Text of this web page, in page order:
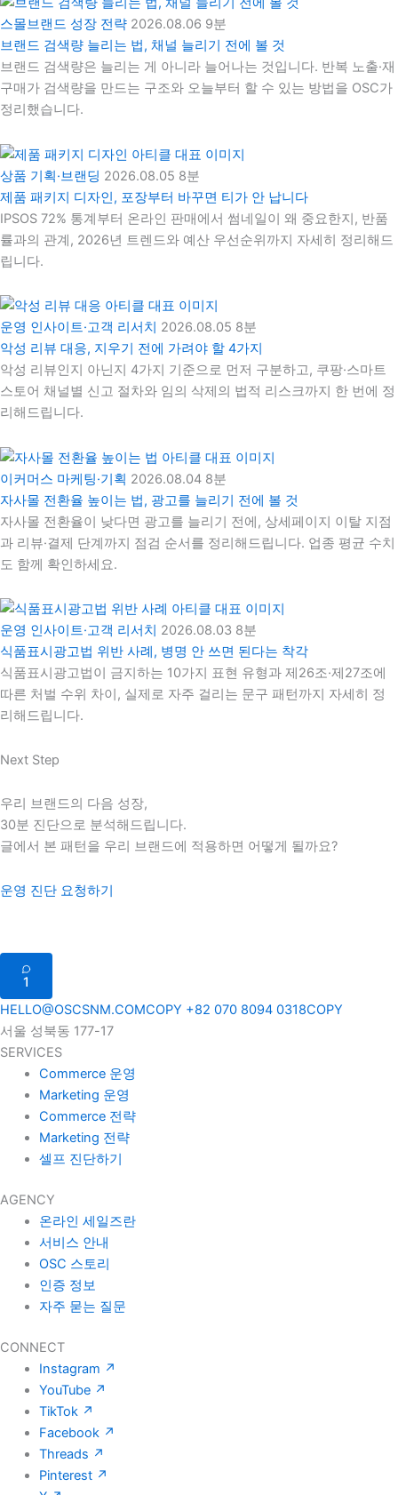
스몰브랜드 성장 전략 2026.08.06 9분
브랜드 검색량 늘리는 법, 채널 늘리기 전에 볼 것
브랜드 검색량은 늘리는 게 아니라 늘어나는 것입니다. 반복 노출·재
구매가 검색량을 만드는 구조와 오늘부터 할 수 있는 방법을 OSC가
정리했습니다.
상품 기획·브랜딩 2026.08.05 8분
제품 패키지 디자인, 포장부터 바꾸면 티가 안 납니다
IPSOS 72% 통계부터 온라인 판매에서 썸네일이 왜 중요한지, 반품
률과의 관계, 2026년 트렌드와 예산 우선순위까지 자세히 정리해드
립니다.
운영 인사이트·고객 리서치 2026.08.05 8분
악성 리뷰 대응, 지우기 전에 가려야 할 4가지
악성 리뷰인지 아닌지 4가지 기준으로 먼저 구분하고, 쿠팡·스마트
스토어 채널별 신고 절차와 임의 삭제의 법적 리스크까지 한 번에 정
리해드립니다.
이커머스 마케팅·기획 2026.08.04 8분
자사몰 전환율 높이는 법, 광고를 늘리기 전에 볼 것
자사몰 전환율이 낮다면 광고를 늘리기 전에, 상세페이지 이탈 지점
과 리뷰·결제 단계까지 점검 순서를 정리해드립니다. 업종 평균 수치
도 함께 확인하세요.
운영 인사이트·고객 리서치 2026.08.03 8분
식품표시광고법 위반 사례, 병명 안 쓰면 된다는 착각
식품표시광고법이 금지하는 10가지 표현 유형과 제26조·제27조에
따른 처벌 수위 차이, 실제로 자주 걸리는 문구 패턴까지 자세히 정
리해드립니다.
Next Step
우리 브랜드의 다음 성장,
30분 진단으로 분석해드립니다.
글에서 본 패턴을 우리 브랜드에 적용하면 어떻게 될까요?
운영 진단 요청하기
1
HELLO@OSCSNM.COMCOPY +82 070 8094 0318COPY
서울 성북동 177-17
SERVICES
Commerce 운영
Marketing 운영
Commerce 전략
Marketing 전략
셀프 진단하기
AGENCY
온라인 세일즈란
서비스 안내
OSC 스토리
인증 정보
자주 묻는 질문
CONNECT
Instagram ↗
YouTube ↗
TikTok ↗
Facebook ↗
Threads ↗
Pinterest ↗